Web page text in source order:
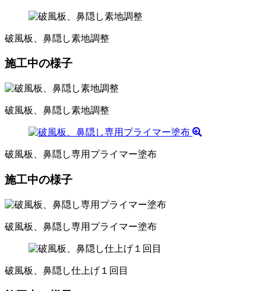
破風板、鼻隠し素地調整
施工中の様子
破風板、鼻隠し素地調整
破風板、鼻隠し専用プライマー塗布
施工中の様子
破風板、鼻隠し専用プライマー塗布
破風板、鼻隠し仕上げ１回目